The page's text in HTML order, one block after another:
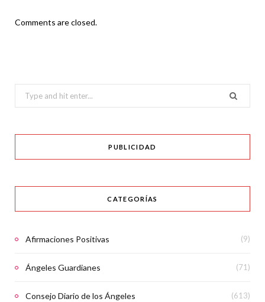
Comments are closed.
Search
for:
PUBLICIDAD
CATEGORÍAS
Afirmaciones Positivas (9)
Ángeles Guardianes (71)
Consejo Diario de los Ángeles (613)